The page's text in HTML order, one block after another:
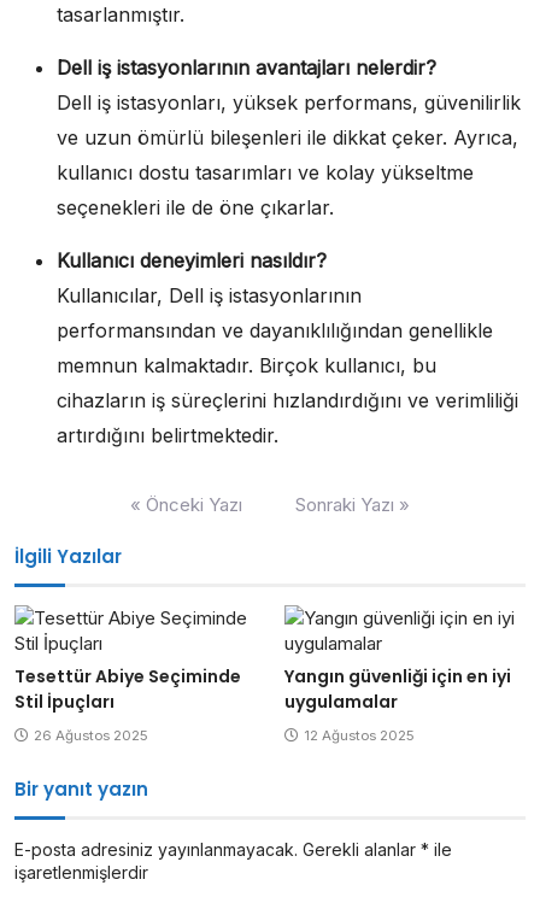
tasarlanmıştır.
Dell iş istasyonlarının avantajları nelerdir?
Dell iş istasyonları, yüksek performans, güvenilirlik
ve uzun ömürlü bileşenleri ile dikkat çeker. Ayrıca,
kullanıcı dostu tasarımları ve kolay yükseltme
seçenekleri ile de öne çıkarlar.
Kullanıcı deneyimleri nasıldır?
Kullanıcılar, Dell iş istasyonlarının
performansından ve dayanıklılığından genellikle
memnun kalmaktadır. Birçok kullanıcı, bu
cihazların iş süreçlerini hızlandırdığını ve verimliliği
artırdığını belirtmektedir.
« Önceki Yazı Sonraki Yazı »
İlgili Yazılar
Tesettür Abiye Seçiminde
Stil İpuçları
26 Ağustos 2025
Yangın güvenliği için en iyi
uygulamalar
12 Ağustos 2025
Bir yanıt yazın
E-posta adresiniz yayınlanmayacak. Gerekli alanlar * ile
işaretlenmişlerdir